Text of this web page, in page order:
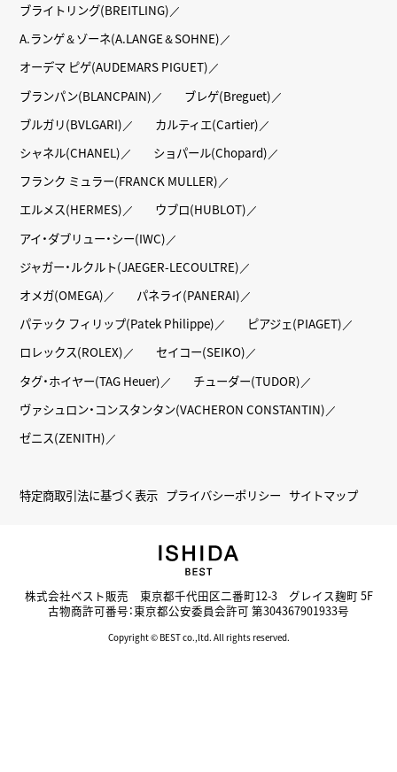
ブライトリング(BREITLING)
A.ランゲ＆ゾーネ(A.LANGE＆SOHNE)
オーデマ ピゲ(AUDEMARS PIGUET)
ブランパン(BLANCPAIN)
ブレゲ(Breguet)
ブルガリ(BVLGARI)
カルティエ(Cartier)
シャネル(CHANEL)
ショパール(Chopard)
フランク ミュラー(FRANCK MULLER)
エルメス(HERMES)
ウブロ(HUBLOT)
アイ・ダブリュー・シー(IWC)
ジャガー・ルクルト(JAEGER-LECOULTRE)
オメガ(OMEGA)
パネライ(PANERAI)
パテック フィリップ(Patek Philippe)
ピアジェ(PIAGET)
ロレックス(ROLEX)
セイコー(SEIKO)
タグ・ホイヤー(TAG Heuer)
チューダー(TUDOR)
ヴァシュロン・コンスタンタン(VACHERON CONSTANTIN)
ゼニス(ZENITH)
特定商取引法に基づく表示 プライバシーポリシー サイトマップ
株式会社ベスト販売 東京都千代田区二番町12-3 グレイス麹町 5F
古物商許可番号：東京都公安委員会許可 第304367901933号
Copyright © BEST co.,ltd. All rights reserved.